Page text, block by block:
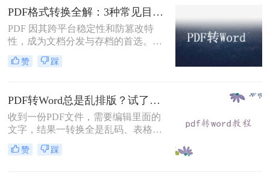
用固定坐标记录每个文字、图形的精
确位置，而Word是流式排版，内容从
上到下流动、自动换行。
PDF格式转换全解：3种常见目标格式及对应操作方法！
PDF 因其跨平台稳定性和防篡改特
性，成为文档分发与存档的首选。但
当需要编辑内容、调整格式或提取文
本时，将其转换为可编辑的 Word 文
流转换途径。
赞 踩
PDF转Word总是乱排版？试了好几个办法，这几个真的能用！
收到一份PDF文件，需要编辑里面的
文字，结果一转换全是乱码、表格错
位、图片跑偏——这种糟心事估计不
少人都遇到过。其实pdf怎么转换成
赞 踩